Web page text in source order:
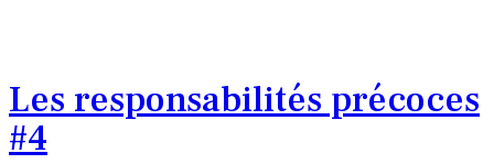
Les responsabilités précoces
#4